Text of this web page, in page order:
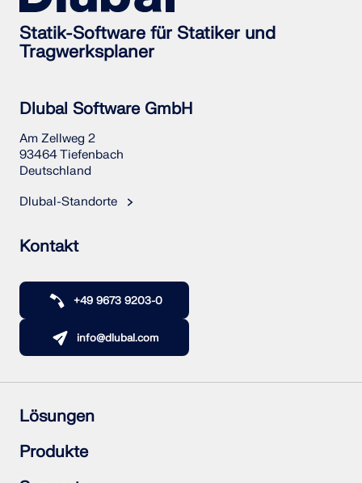
Statik-Software für Statiker und
Tragwerksplaner
Dlubal Software GmbH
Am Zellweg 2
93464 Tiefenbach
Deutschland
Dlubal-Standorte
Kontakt
+49 9673 9203-0
info@dlubal.com
Lösungen
Stahlbetonbau
Stahlbau
Holzbau
Produkte